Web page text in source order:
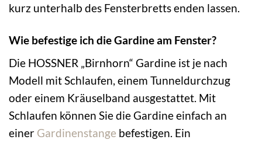
kurz unterhalb des Fensterbretts enden lassen.
Wie befestige ich die Gardine am Fenster?
Die HOSSNER „Birnhorn“ Gardine ist je nach
Modell mit Schlaufen, einem Tunneldurchzug
oder einem Kräuselband ausgestattet. Mit
Schlaufen können Sie die Gardine einfach an
einer Gardinenstange befestigen. Ein